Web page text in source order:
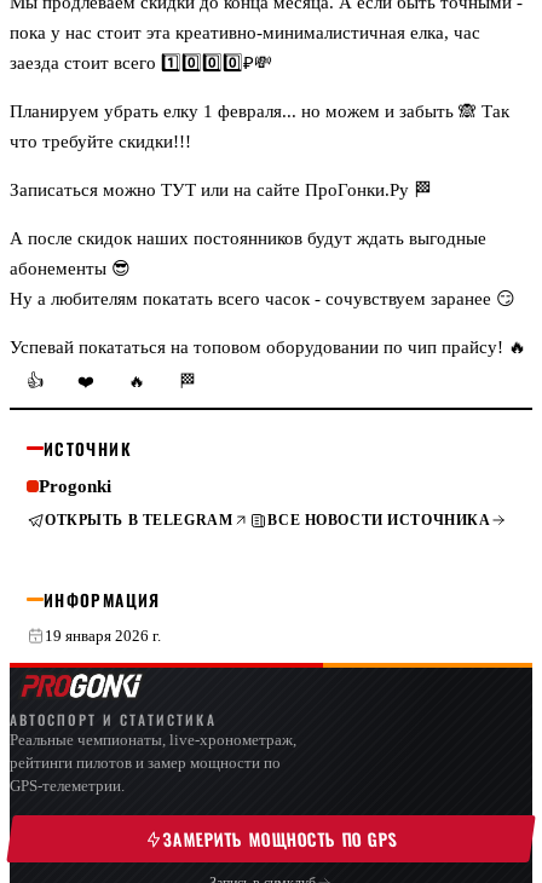
пока у нас стоит эта креативно-минималистичная елка, час
заезда стоит всего 1️⃣0️⃣0️⃣0️⃣₽💸
Планируем убрать елку 1 февраля... но можем и забыть 🙈 Так
что требуйте скидки!!!
Записаться можно ТУТ или на сайте ПроГонки.Ру 🏁
А после скидок наших постоянников будут ждать выгодные
абонементы 😎
Ну а любителям покатать всего часок - сочувствуем заранее 😏
Успевай покататься на топовом оборудовании по чип прайсу! 🔥
👍
❤️ 🔥 🏁
ИСТОЧНИК
Progonki
ОТКРЫТЬ В TELEGRAM ВСЕ НОВОСТИ ИСТОЧНИКА
ИНФОРМАЦИЯ
19 января 2026 г.
АВТОСПОРТ И СТАТИСТИКА
Реальные чемпионаты, live-хронометраж,
рейтинги пилотов и замер мощности по
GPS-телеметрии.
ЗАМЕРИТЬ МОЩНОСТЬ ПО GPS